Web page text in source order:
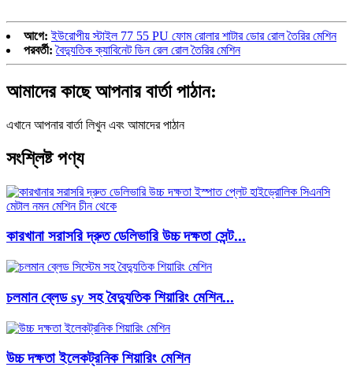
আগে: ইউরোপীয় স্টাইল 77 55 PU ফোম রোলার শাটার ডোর রোল তৈরির মেশিন
পরবর্তী: বৈদ্যুতিক ক্যাবিনেট ডিন রেল রোল তৈরির মেশিন
আমাদের কাছে আপনার বার্তা পাঠান:
এখানে আপনার বার্তা লিখুন এবং আমাদের পাঠান
সংশ্লিষ্ট পণ্য
কারখানা সরাসরি দ্রুত ডেলিভারি উচ্চ দক্ষতা সেন্ট...
চলমান ব্লেড sy সহ বৈদ্যুতিক শিয়ারিং মেশিন...
উচ্চ দক্ষতা ইলেকট্রনিক শিয়ারিং মেশিন